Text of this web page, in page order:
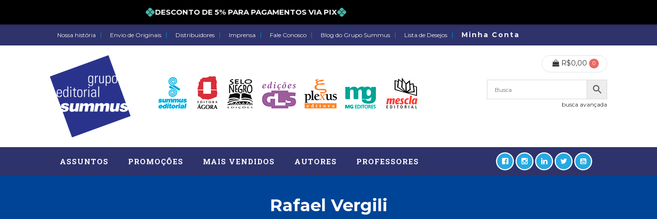
DESCONTO DE 5% PARA PAGAMENTOS VIA PIX
Nossa história Envio de Originais Distribuidores Imprensa Fale Conosco Blog do Grupo Summus Lista de Desejos Minha Conta
R$0,00 0
busca avançada
ASSUNTOS PROMOÇÕES MAIS VENDIDOS AUTORES PROFESSORES
Rafael Vergili